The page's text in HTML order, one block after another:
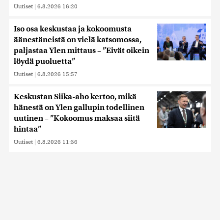
Uutiset | 6.8.2026 16:20
Iso osa keskustaa ja kokoomusta
äänestäneistä on vielä katsomossa,
paljastaa Ylen mittaus – ”Eivät oikein
löydä puoluetta”
Uutiset | 6.8.2026 15:57
Keskustan Siika-aho kertoo, mikä
hänestä on Ylen gallupin todellinen
uutinen – ”Kokoomus maksaa siitä
hintaa”
Uutiset | 6.8.2026 11:56